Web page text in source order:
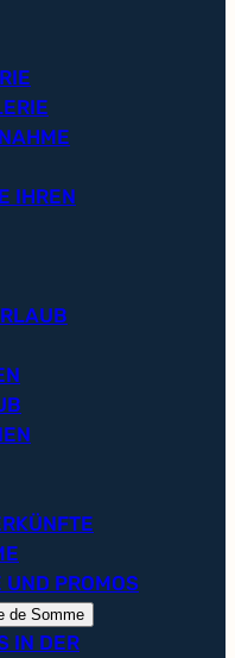
IHREN
PROMOS
de Somme
IN DER